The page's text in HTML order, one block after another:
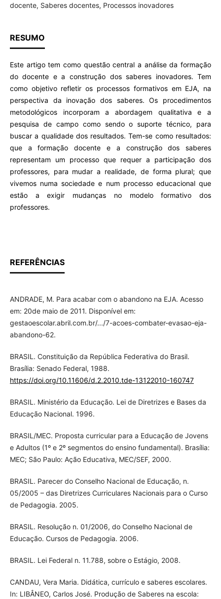
docente, Saberes docentes, Processos inovadores
RESUMO
Este artigo tem como questão central a análise da formação
do docente e a construção dos saberes inovadores. Tem
como objetivo refletir os processos formativos em EJA, na
perspectiva da inovação dos saberes. Os procedimentos
metodológicos incorporam a abordagem qualitativa e a
pesquisa de campo como sendo o suporte técnico, para
buscar a qualidade dos resultados. Tem-se como resultados:
que a formação docente e a construção dos saberes
representam um processo que requer a participação dos
professores, para mudar a realidade, de forma plural; que
vivemos numa sociedade e num processo educacional que
estão a exigir mudanças no modelo formativo dos
professores.
REFERÊNCIAS
ANDRADE, M. Para acabar com o abandono na EJA. Acesso
em: 20de maio de 2011. Disponível em:
gestaoescolar.abril.com.br/.../7-acoes-combater-evasao-eja-
abandono-62.
BRASIL. Constituição da República Federativa do Brasil.
Brasília: Senado Federal, 1988.
https://doi.org/10.11606/d.2.2010.tde-13122010-160747
BRASIL. Ministério da Educação. Lei de Diretrizes e Bases da
Educação Nacional. 1996.
BRASIL/MEC. Proposta curricular para a Educação de Jovens
e Adultos (1º e 2º segmentos do ensino fundamental). Brasília:
MEC; São Paulo: Ação Educativa, MEC/SEF, 2000.
BRASIL. Parecer do Conselho Nacional de Educação, n.
05/2005 – das Diretrizes Curriculares Nacionais para o Curso
de Pedagogia. 2005.
BRASIL. Resolução n. 01/2006, do Conselho Nacional de
Educação. Cursos de Pedagogia. 2006.
BRASIL. Lei Federal n. 11.788, sobre o Estágio, 2008.
CANDAU, Vera Maria. Didática, currículo e saberes escolares.
In: LIBÂNEO, Carlos José. Produção de Saberes na escola: